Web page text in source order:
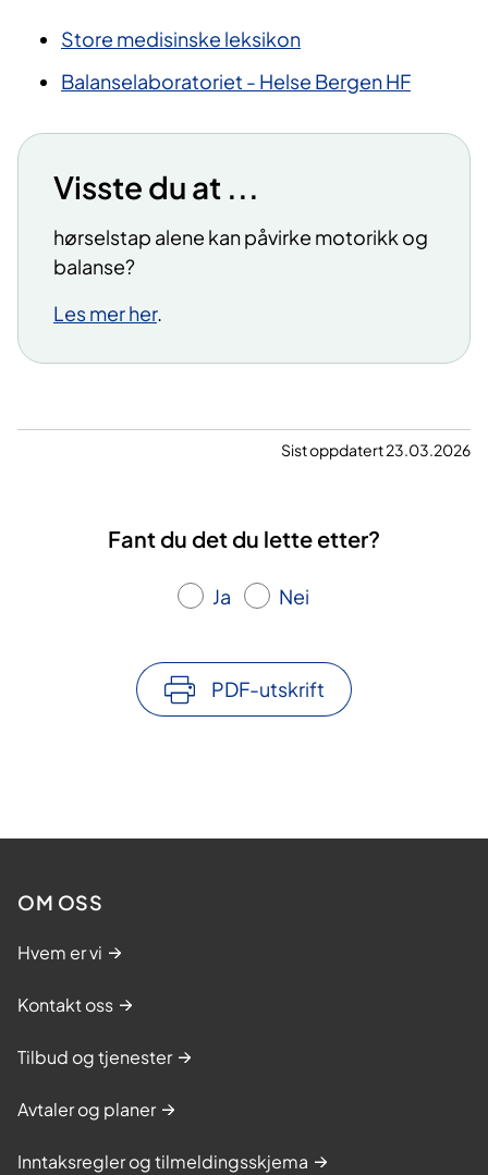
Store medisinske leksikon
Balanselaboratoriet - Helse Bergen HF
Visste du at ...
hørselstap alene kan påvirke motorikk og
balanse?
Les mer her.
Sist oppdatert 23.03.2026
Fant du det du lette etter?
Ja Nei
PDF-utskrift
OM OSS
Hvem er vi
Kontakt oss
Tilbud og tjenester
Avtaler og planer
Inntaksregler og tilmeldingsskjema